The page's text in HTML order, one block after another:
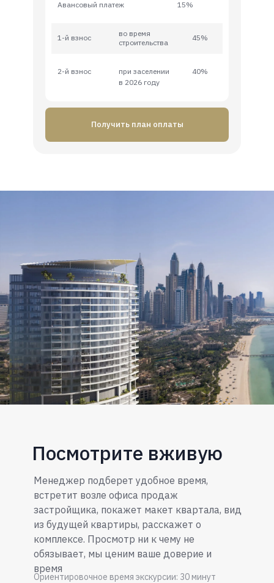
Авансовый платеж 15%
1-й взнос 45%
во время
строительства
2-й взнос 40%
при заселении
в 2026 году
Получить план оплаты
Посмотрите вживую
Менеджер подберет удобное время,
встретит возле офиса продаж
застройщика, покажет макет квартала, вид
из будущей квартиры, расскажет о
комплексе. Просмотр ни к чему не
обязывает, мы ценим ваше доверие и
время
Ориентировочное время экскурсии: 30 минут